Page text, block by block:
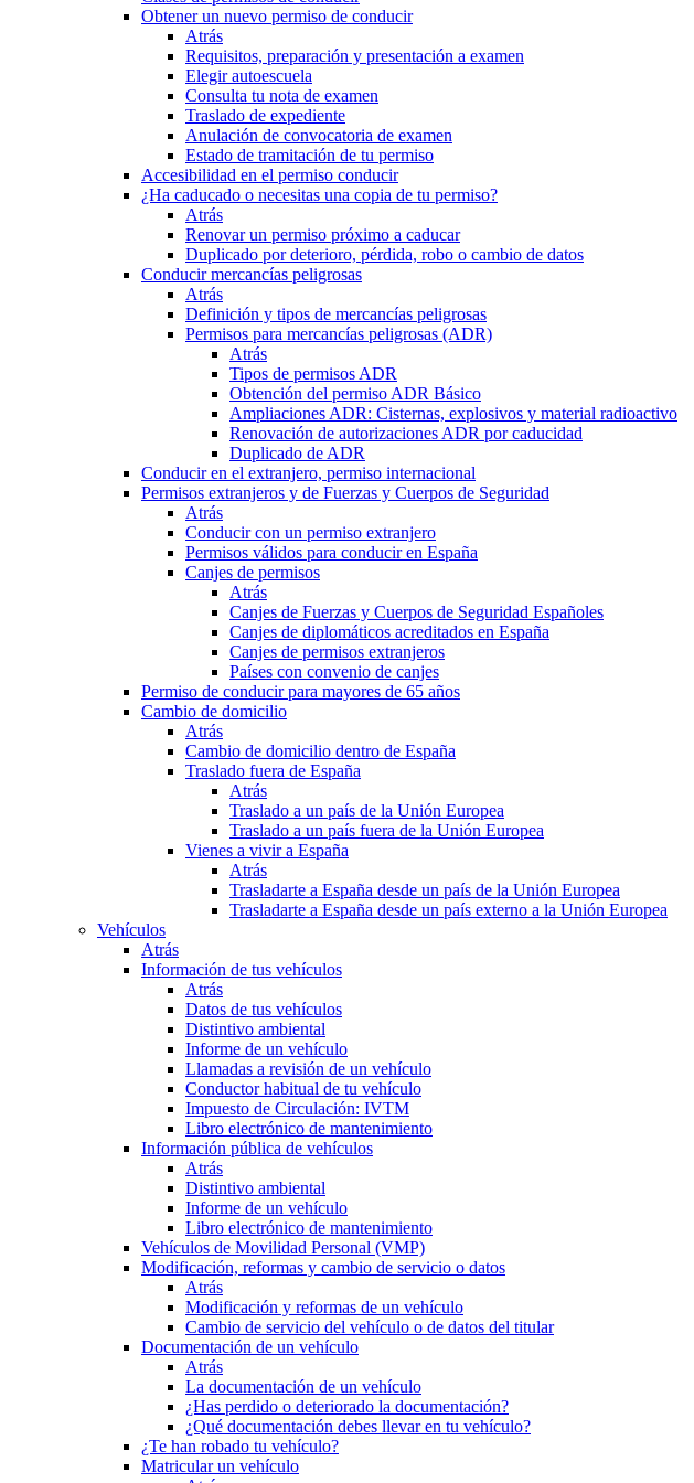
Obtener un nuevo permiso de conducir
Atrás
Requisitos, preparación y presentación a examen
Elegir autoescuela
Consulta tu nota de examen
Traslado de expediente
Anulación de convocatoria de examen
Estado de tramitación de tu permiso
Accesibilidad en el permiso conducir
¿Ha caducado o necesitas una copia de tu permiso?
Atrás
Renovar un permiso próximo a caducar
Duplicado por deterioro, pérdida, robo o cambio de datos
Conducir mercancías peligrosas
Atrás
Definición y tipos de mercancías peligrosas
Permisos para mercancías peligrosas (ADR)
Atrás
Tipos de permisos ADR
Obtención del permiso ADR Básico
Ampliaciones ADR: Cisternas, explosivos y material radioactivo
Renovación de autorizaciones ADR por caducidad
Duplicado de ADR
Conducir en el extranjero, permiso internacional
Permisos extranjeros y de Fuerzas y Cuerpos de Seguridad
Atrás
Conducir con un permiso extranjero
Permisos válidos para conducir en España
Canjes de permisos
Atrás
Canjes de Fuerzas y Cuerpos de Seguridad Españoles
Canjes de diplomáticos acreditados en España
Canjes de permisos extranjeros
Países con convenio de canjes
Permiso de conducir para mayores de 65 años
Cambio de domicilio
Atrás
Cambio de domicilio dentro de España
Traslado fuera de España
Atrás
Traslado a un país de la Unión Europea
Traslado a un país fuera de la Unión Europea
Vienes a vivir a España
Atrás
Trasladarte a España desde un país de la Unión Europea
Trasladarte a España desde un país externo a la Unión Europea
Vehículos
Atrás
Información de tus vehículos
Atrás
Datos de tus vehículos
Distintivo ambiental
Informe de un vehículo
Llamadas a revisión de un vehículo
Conductor habitual de tu vehículo
Impuesto de Circulación: IVTM
Libro electrónico de mantenimiento
Información pública de vehículos
Atrás
Distintivo ambiental
Informe de un vehículo
Libro electrónico de mantenimiento
Vehículos de Movilidad Personal (VMP)
Modificación, reformas y cambio de servicio o datos
Atrás
Modificación y reformas de un vehículo
Cambio de servicio del vehículo o de datos del titular
Documentación de un vehículo
Atrás
La documentación de un vehículo
¿Has perdido o deteriorado la documentación?
¿Qué documentación debes llevar en tu vehículo?
¿Te han robado tu vehículo?
Matricular un vehículo